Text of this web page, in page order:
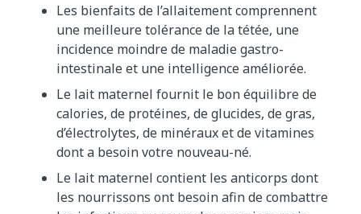
Les bienfaits de l’allaitement comprennent
une meilleure tolérance de la tétée, une
incidence moindre de maladie gastro-
intestinale et une intelligence améliorée.
Le lait maternel fournit le bon équilibre de
calories, de protéines, de glucides, de gras,
d’électrolytes, de minéraux et de vitamines
dont a besoin votre nouveau-né.
Le lait maternel contient les anticorps dont
les nourrissons ont besoin afin de combattre